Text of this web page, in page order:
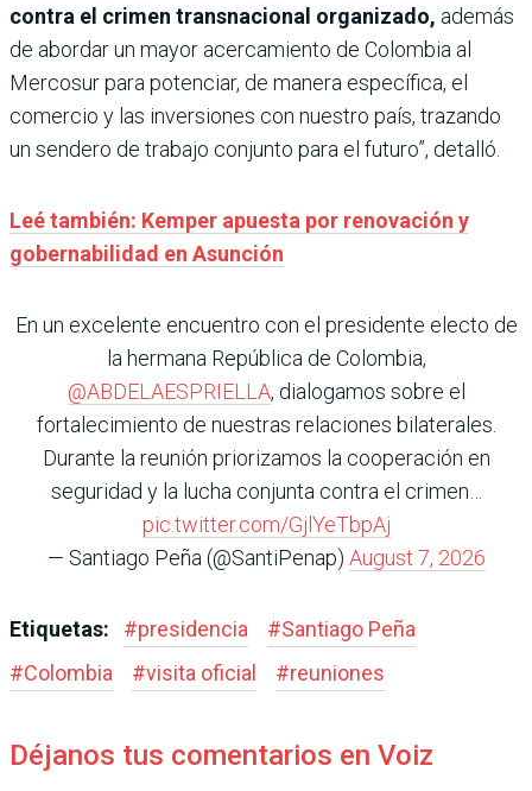
contra el crimen transnacional organizado, además
de abordar un mayor acercamiento de Colombia al
Mercosur para potenciar, de manera específica, el
comercio y las inversiones con nuestro país, trazando
un sendero de trabajo conjunto para el futuro”, detalló.
Leé también: Kemper apuesta por renovación y
gobernabilidad en Asunción
En un excelente encuentro con el presidente electo de
la hermana República de Colombia,
@ABDELAESPRIELLA, dialogamos sobre el
fortalecimiento de nuestras relaciones bilaterales.
Durante la reunión priorizamos la cooperación en
seguridad y la lucha conjunta contra el crimen…
pic.twitter.com/GjlYeTbpAj
— Santiago Peña (@SantiPenap) August 7, 2026
Etiquetas: #presidencia #Santiago Peña
#Colombia #visita oficial #reuniones
Déjanos tus comentarios en Voiz